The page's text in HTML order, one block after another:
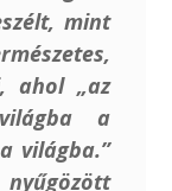
mint
ahol „az
a
világba.”